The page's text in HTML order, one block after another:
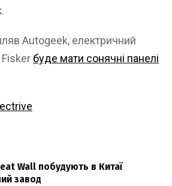
Autogeek, електричний
буде мати сонячні панелі
Wall побудують в Китаї
завод